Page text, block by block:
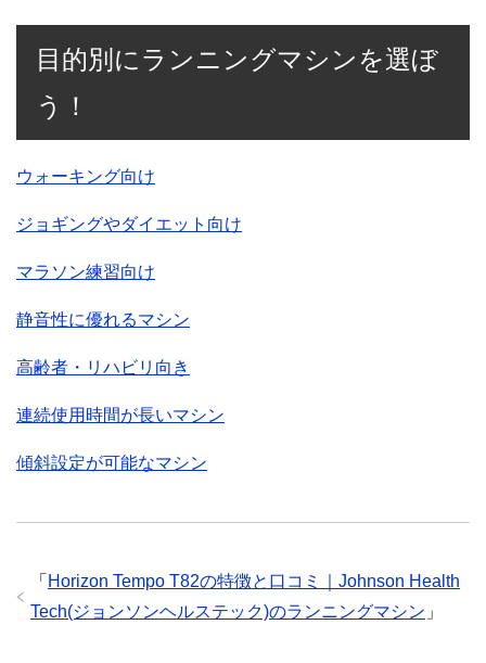
目的別にランニングマシンを選ぼ
う！
ウォーキング向け
ジョギングやダイエット向け
マラソン練習向け
静音性に優れるマシン
高齢者・リハビリ向き
連続使用時間が長いマシン
傾斜設定が可能なマシン
「 Horizon Tempo T82の特徴と口コミ｜Johnson Health
Tech(ジョンソンヘルステック)のランニングマシン 」